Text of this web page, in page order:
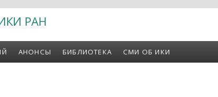
РАН
АНОНСЫ БИБЛИОТЕКА СМИ ОБ ИКИ